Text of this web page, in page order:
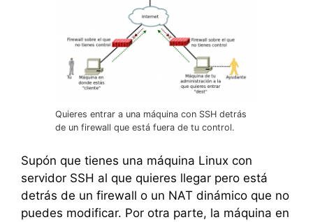
Quieres entrar a una máquina con SSH detrás
de un firewall que está fuera de tu control.
Supón que tienes una máquina Linux con
servidor SSH al que quieres llegar pero está
detrás de un firewall o un NAT dinámico que no
puedes modificar. Por otra parte, la máquina en